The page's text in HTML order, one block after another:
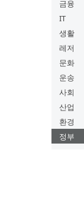
금융
IT
생활
레저
문화
운송
사회
산업
환경
정부